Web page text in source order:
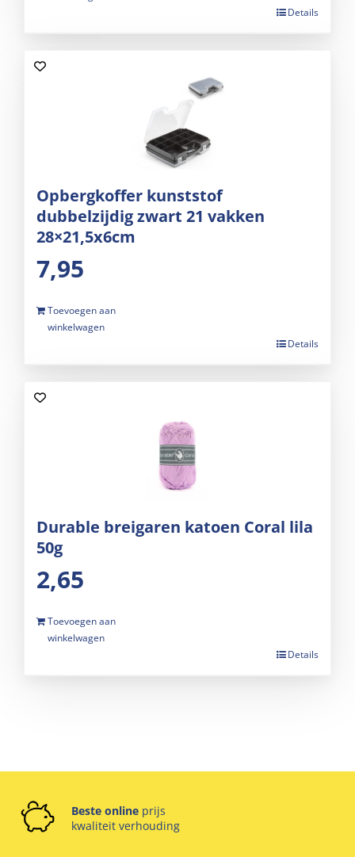
Details
Opbergkoffer kunststof
dubbelzijdig zwart 21 vakken
28×21,5x6cm
7,95
Toevoegen aan
winkelwagen
Details
Durable breigaren katoen Coral lila
50g
2,65
Toevoegen aan
winkelwagen
Details
Beste online prijs
kwaliteit verhouding